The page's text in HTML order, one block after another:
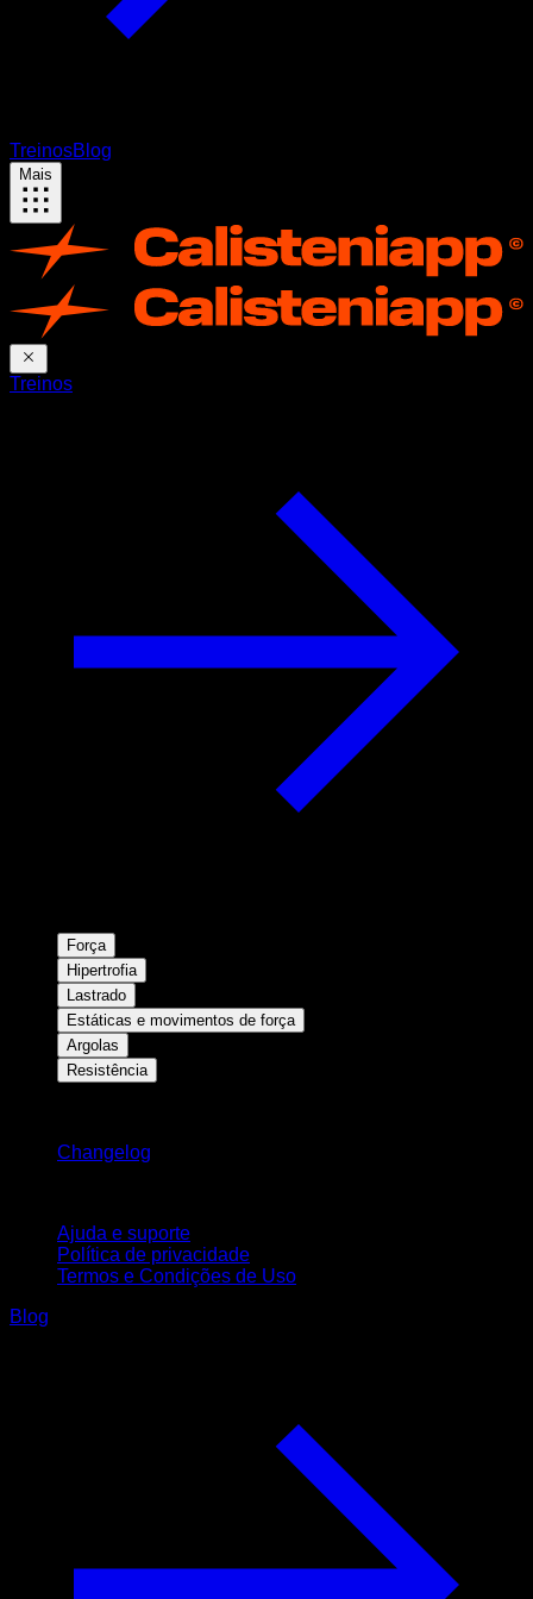
TreinosBlog
Mais
Treinos
Força
Hipertrofia
Lastrado
Estáticas e movimentos de força
Argolas
Resistência
Changelog
Ajuda e suporte
Política de privacidade
Termos e Condições de Uso
Blog